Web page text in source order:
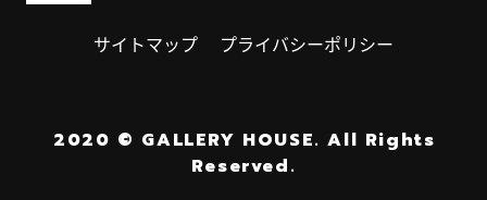
サイトマップ プライバシーポリシー
2020 © GALLERY HOUSE. All Rights
Reserved.